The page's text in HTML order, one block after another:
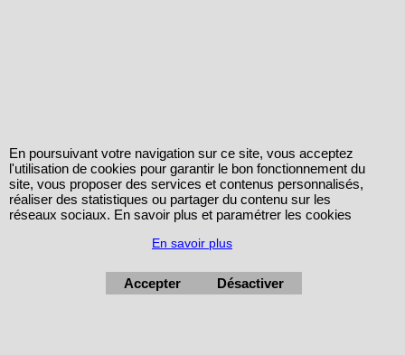
+33 (0) 9 62 14 69 09
+33 (0) 6 76 95 36 33
En poursuivant votre navigation sur ce site, vous acceptez
l'utilisation de cookies pour garantir le bon fonctionnement du
site, vous proposer des services et contenus personnalisés,
réaliser des statistiques ou partager du contenu sur les
réseaux sociaux. En savoir plus et paramétrer les cookies
En savoir plus
Accepter Désactiver